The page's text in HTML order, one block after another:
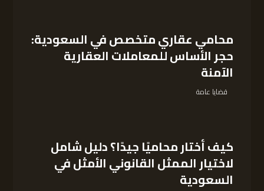
محامي عقاري متخصص في السعودية:
حجر الأساس للمعاملات العقارية
الآمنة
قضايا عامة
كيف أختار محاميًا جيدًا؟ دليل شامل
لاختيار الممثل القانوني الأمثل في
السعودية